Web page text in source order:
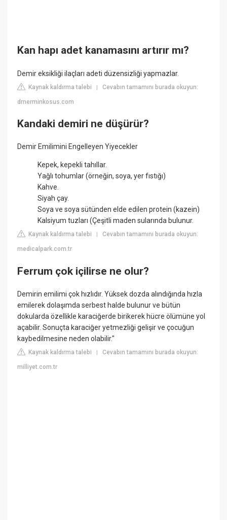
Kan hapı adet kanamasını artırır mı?
Demir eksikliği ilaçları adeti düzensizliği yapmazlar.
Kaynak kaldırma talebi |Cevabın tamamını burada okuyun:
drnerminkosus.com
Kandaki demiri ne düşürür?
Demir Emilimini Engelleyen Yiyecekler
Kepek, kepekli tahıllar.
Yağlı tohumlar (örneğin, soya, yer fıstığı)
Kahve.
Siyah çay.
Soya ve soya sütünden elde edilen protein (kazein)
Kalsiyum tuzları (Çeşitli maden sularında bulunur.
Kaynak kaldırma talebi |Cevabın tamamını burada okuyun:
medicalpark.com.tr
Ferrum çok içilirse ne olur?
Demirin emilimi çok hızlıdır. Yüksek dozda alındığında hızla
emilerek dolaşımda serbest halde bulunur ve bütün
dokularda özellikle karaciğerde birikerek hücre ölümüne yol
açabilir. Sonuçta karaciğer yetmezliği gelişir ve çocuğun
kaybedilmesine neden olabilir."
Kaynak kaldırma talebi |Cevabın tamamını burada okuyun:
milliyet.com.tr